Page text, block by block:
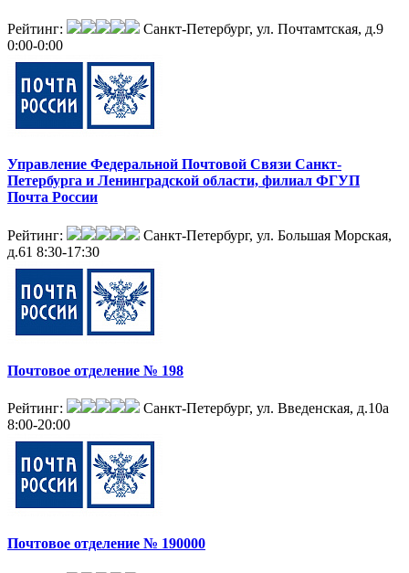
Рейтинг:
Санкт-Петербург, ул. Почтамтская, д.9
0:00-0:00
Управление Федеральной Почтовой Связи Санкт-
Петербурга и Ленинградской области, филиал ФГУП
Почта России
Рейтинг:
Санкт-Петербург, ул. Большая Морская,
д.61 8:30-17:30
Почтовое отделение № 198
Рейтинг:
Санкт-Петербург, ул. Введенская, д.10а
8:00-20:00
Почтовое отделение № 190000